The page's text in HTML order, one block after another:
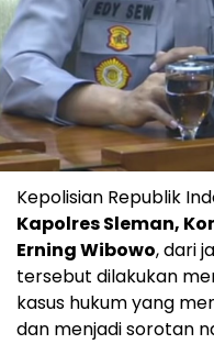
Kepolisian Republik
Kapolres Sleman,
Erning Wibowo, dari
tersebut dilakukan
kasus hukum yang
dan menjadi sorotan